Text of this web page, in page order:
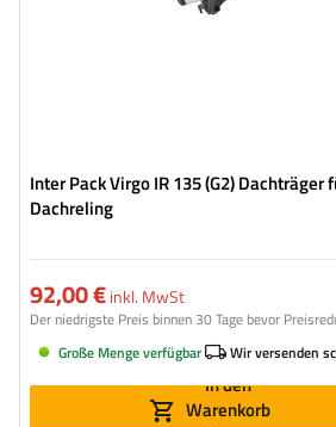
Inter Pack Virgo IR 135 (G2)
Dachreling
92,00 €inkl. MwSt
Der niedrigste Preis binnen 30 Tage bevor
Große Menge verfügbar
Wir versenden
In den
Warenkorb